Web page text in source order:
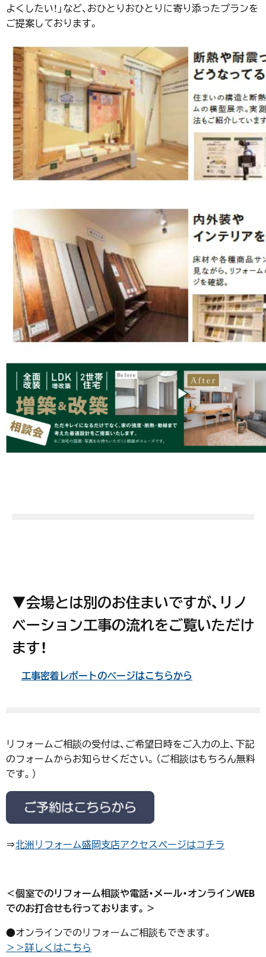
よくしたい！」など、おひとりおひとりに寄り添ったプランを
ご提案しております。
▼会場とは別のお住まいですが、リノ
ベーション工事の流れをご覧いただけ
ます！
工事密着レポートのページはこちらから
リフォームご相談の受付は、ご希望日時をご入力の上、下記
のフォームからお知らせください。（ご相談はもちろん無料
です。）
⇒北洲リフォーム盛岡支店アクセスページはコチラ
＜個室でのリフォーム相談や電話・メール・オンラインWEB
でのお打合せも行っております。＞
●オンラインでのリフォームご相談もできます。
＞＞詳しくはこちら